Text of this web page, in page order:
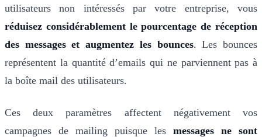
utilisateurs non intéressés par votre entreprise, vous
réduisez considérablement le pourcentage de réception
des messages et augmentez les bounces. Les bounces
représentent la quantité d’emails qui ne parviennent pas à
la boîte mail des utilisateurs.
Ces deux paramètres affectent négativement vos
campagnes de mailing puisque les messages ne sont